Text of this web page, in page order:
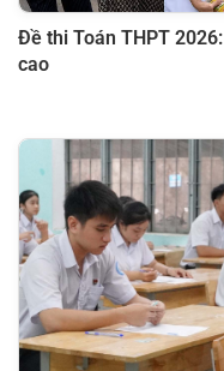
Đề thi Toán THPT
cao